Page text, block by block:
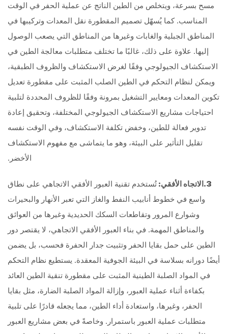
مسح بسرعة، ويتخلص من الطين الناتج عن عملية الحفر في الوقت
المناسب. كما يُسهّل تصميم المقطورة نقل المعدات وتركيبها في
المناطق الجبلية والغابات وغيرها من المناطق التي يصعب الوصول
إليها. علاوة على ذلك، غالبًا ما تختلف متطلبات معالجة الطين في
الاستكشاف الجيولوجي وفقًا لغرض الاستكشاف والظروف الطبقية،
ويمكن لنظام التحكم في الطين الصلب المثبت على مقطورة تعديل
تكوين المعدات ومعايير التشغيل بمرونة وفقًا للظروف المحددة لتلبية
احتياجات مشاريع الاستكشاف الجيولوجي المختلفة، وتحقيق إعادة
تدوير فعالة للطين، وخفض تكلفة الاستكشاف، وفي الوقت نفسه
تقليل التأثير على البيئة، وهو ما يتماشى مع مفهوم الاستكشاف
الأخضر.
3.الاتجاه الأفقي: تُستخدم تقنية العبور الأفقي الاتجاهي على نطاق
واسع في خطوط أنابيب النفط والغاز التي تعبر الأنهار والبحيرات
وشوارع المرور وتقاطعات السكك الحديدية وغيرها من العوائق
والمناطق المهمة. في بناء العبور الأفقي الاتجاهي، لا يقتصر دور
الطين على حمل بقايا الحفر وتثبيت جدار الحفرة فحسب، بل يضمن
أيضًا دورانه بسلاسة في البيئة الجوفية المعقدة. يستطيع نظام التحكم
في المواد الصلبة الطينية المثبت على مقطورة تنقية الطين العائد
بكفاءة أثناء عملية العبور، وإزالة المواد الصلبة الضارة، مثل بقايا
الحفر، وغيرها، واستعادة أداء الطين، مما يجعله قادرًا على تلبية
متطلبات عملية العبور باستمرار. وخاصةً في بعض مشاريع العبور